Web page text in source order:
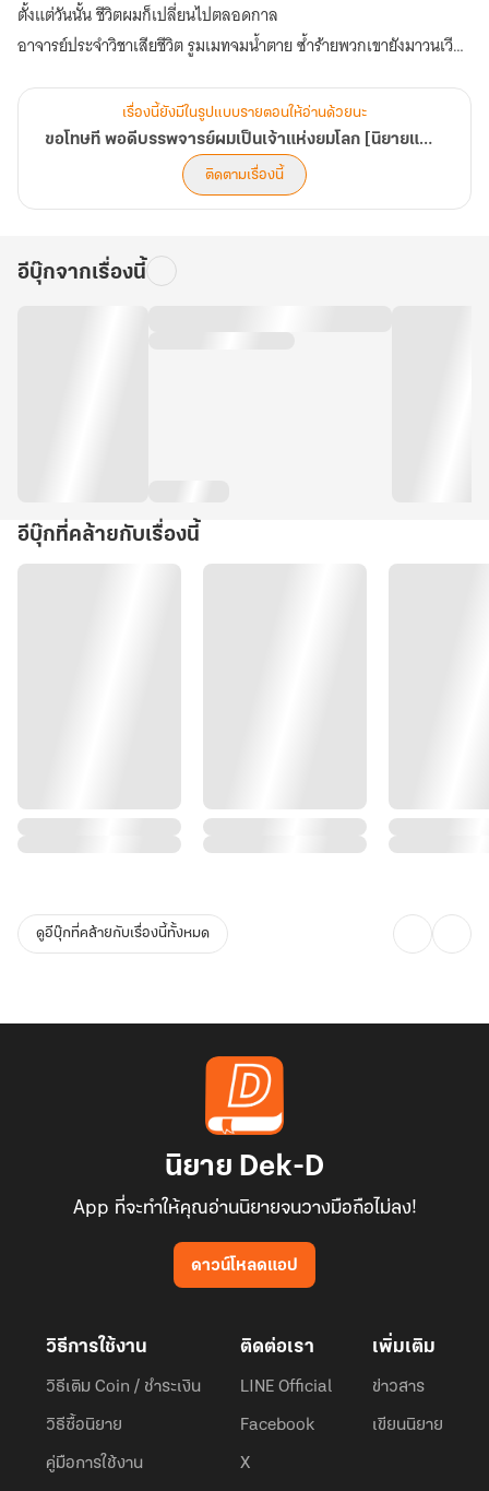
ตั้งแต่วันนั้น ชีวิตผมก็เปลี่ยนไปตลอดกาล
อาจารย์ประจำวิชาเสียชีวิต รูมเมทจมน้ำตาย ซ้ำร้ายพวกเขายังมาวนเวียน
จากนักศึกษาแพทย์ที่เชื่อมั่นในวิทยาศาสตร์ ผมจำต้องกลายเป็นมือ
ปราบวิญญาณเพื่อความอยู่รอด
หืม? รับงานเดียวได้มาแสนหยวน
โอ๊ะ คืนเดียวได้มาหมื่นห้า
เรื่องนี้ยังมีในรูปแบบรายตอนให้อ่านด้วยนะ
ขอโทษที พอดีบรรพจารย์ผมเป็นเจ้าแห่งยมโลก [นิยายแปล]
ติดตามเรื่องนี้
อีบุ๊กจากเรื่องนี้
อีบุ๊กที่คล้ายกับเรื่องนี้
ดูอีบุ๊กที่คล้ายกับเรื่องนี้ทั้งหมด
นิยาย Dek-D
App ที่จะทำให้คุณอ่านนิยายจนวางมือถือไม่ลง!
ดาวน์โหลดแอป
วิธีการใช้งาน
วิธีเติม Coin / ชำระเงิน
วิธีซื้อนิยาย
คู่มือการใช้งาน
ติดต่อเรา
LINE Official
Facebook
X
เพิ่มเติม
ข่าวสาร
เขียนนิยาย